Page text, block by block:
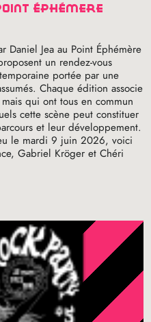
Daniel Jea au Point Éphémère
un rendez-vous
portée par une
Chaque édition associe
qui ont tous en commun
cette scène peut constituer
et leur développement.
le mardi 9 juin 2026, voici
Gabriel Kröger et Chéri